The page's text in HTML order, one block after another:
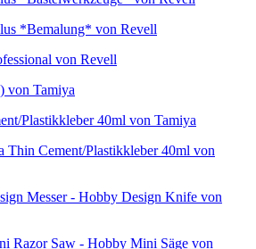
*Bemalung* von Revell
von Revell
von Tamiya
Plastikkleber 40ml von Tamiya
Thin Cement/Plastikkleber 40ml von
Messer - Hobby Design Knife von
Razor Saw - Hobby Mini Säge von